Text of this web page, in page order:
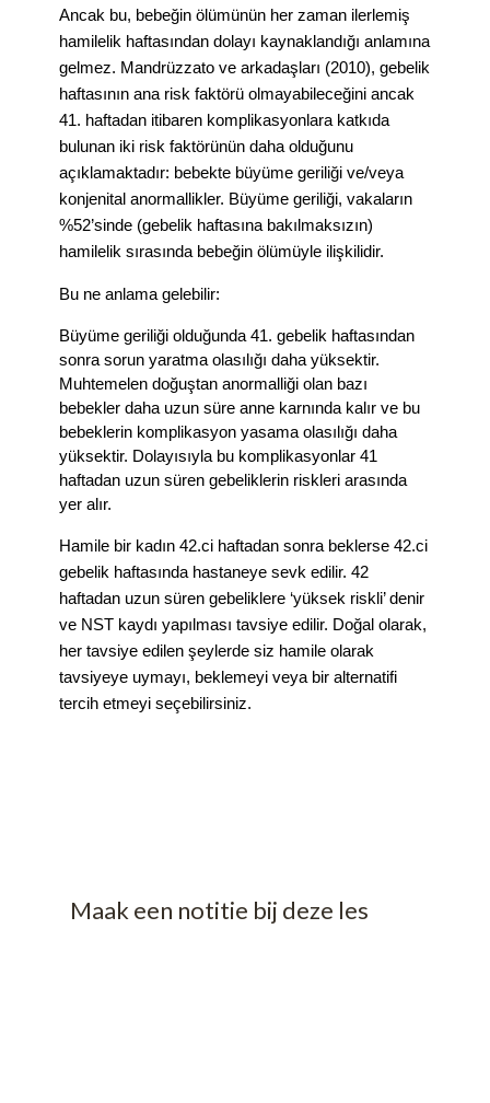
Ancak bu, bebeğin ölümünün her zaman ilerlemiş
hamilelik haftasından dolayı kaynaklandığı anlamına
gelmez. Mandrüzzato ve arkadaşları (2010), gebelik
haftasının ana risk faktörü olmayabileceğini ancak
41. haftadan itibaren komplikasyonlara katkıda
bulunan iki risk faktörünün daha olduğunu
açıklamaktadır: bebekte büyüme geriliği ve/veya
konjenital anormallikler. Büyüme geriliği, vakaların
%52’sinde (gebelik haftasına bakılmaksızın)
hamilelik sırasında bebeğin ölümüyle ilişkilidir.
Bu ne anlama gelebilir:
Büyüme geriliği olduğunda 41. gebelik haftasından
sonra sorun yaratma olasılığı daha yüksektir.
Muhtemelen doğuştan anormalliği olan bazı
bebekler daha uzun süre anne karnında kalır ve bu
bebeklerin komplikasyon yasama olasılığı daha
yüksektir. Dolayısıyla bu komplikasyonlar 41
haftadan uzun süren gebeliklerin riskleri arasında
yer alır.
Hamile bir kadın 42.ci haftadan sonra beklerse 42.ci
gebelik haftasında hastaneye sevk edilir. 42
haftadan uzun süren gebeliklere ‘yüksek riskli’ denir
ve NST kaydı yapılması tavsiye edilir. Doğal olarak,
her tavsiye edilen şeylerde siz hamile olarak
tavsiyeye uymayı, beklemeyi veya bir alternatifi
tercih etmeyi seçebilirsiniz.
Maak een notitie bij deze les